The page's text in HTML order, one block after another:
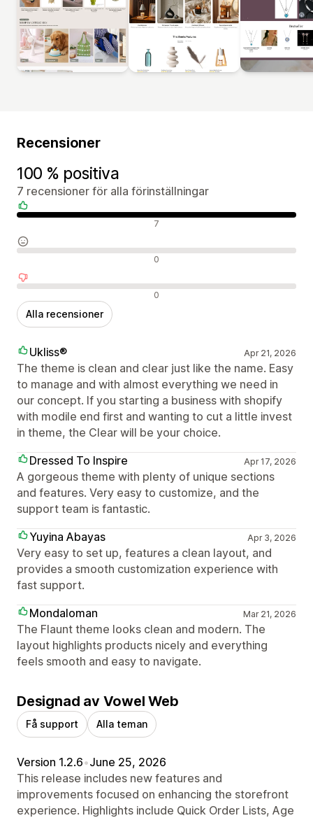
Recensioner
100 % positiva
7 recensioner för alla förinställningar
Positiva recensioner 7
Neutrala recensioner 0
Negativa recensioner 0
Alla recensioner
Ukliss® Apr 21, 2026
The theme is clean and clear just like the name. Easy
to manage and with almost everything we need in
our concept. If you starting a business with shopify
with modile end first and wanting to cut a little invest
in theme, the Clear will be your choice.
Dressed To Inspire
Apr 17, 2026
A gorgeous theme with plenty of unique sections
and features. Very easy to customize, and the
support team is fantastic.
Yuyina Abayas
Apr 3, 2026
Very easy to set up, features a clean layout, and
provides a smooth customization experience with
fast support.
Mondaloman
Mar 21, 2026
The Flaunt theme looks clean and modern. The
layout highlights products nicely and everything
feels smooth and easy to navigate.
Designad av Vowel Web
Få support Alla teman
Version 1.2.6•June 25, 2026
This release includes new features and
improvements focused on enhancing the storefront
experience. Highlights include Quick Order Lists, Age